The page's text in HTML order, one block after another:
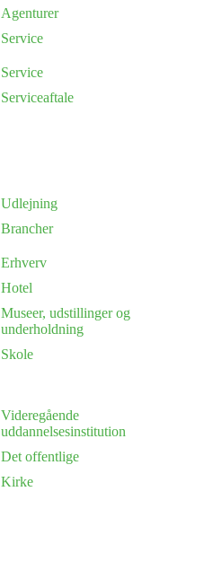
Agenturer
Service
Service
Serviceaftale
Udlejning
Brancher
Erhverv
Hotel
Museer, udstillinger og
underholdning
Skole
Videregående
uddannelsesinstitution
Det offentlige
Kirke